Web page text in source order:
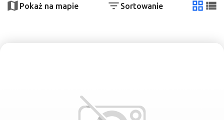
−Pokaż na mapie Sortowanie
tabela